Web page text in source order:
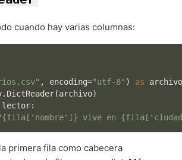
cuando hay varias columnas:
, encoding="utf-8" ) as
lector:
{fila[ 'nombre' ]} vive en {fila[
primera fila como cabecera